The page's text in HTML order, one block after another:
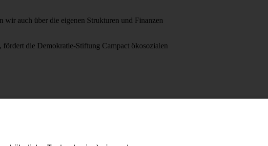
wir auch über die eigenen Strukturen und Finanzen
die Demokratie-Stiftung Campact ökosozialen